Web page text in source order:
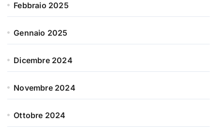
Febbraio 2025
Gennaio 2025
Dicembre 2024
Novembre 2024
Ottobre 2024